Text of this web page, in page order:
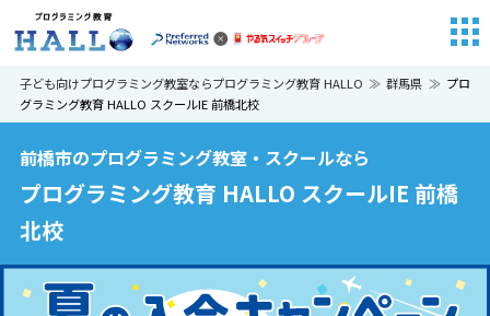
子ども向けプログラミング教室ならプログラミング教育 HALLO 群馬県
プロ
グラミング教育 HALLO スクールIE 前橋北校
前橋市のプログラミング教室・スクールなら
プログラミング教育 HALLO スクールIE 前橋
北校